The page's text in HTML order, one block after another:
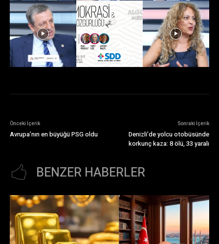
Önceki İçerik
Avrupa’nın en büyüğü PSG oldu
Sonraki İçerik
Denizli’de yolcu otobüsünde
korkunç kaza: 8 ölü, 33 yaralı
BENZER HABERLER